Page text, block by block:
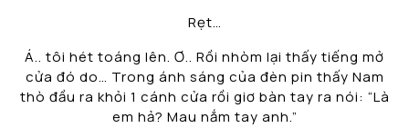
Rẹt…
Á.. tôi hét toáng lên. Ơ.. Rồi nhòm lại thấy tiếng mở
cửa đó do… Trong ánh sáng của đèn pin thấy Nam
thò đầu ra khỏi 1 cánh cửa rồi giơ bàn tay ra nói: “Là
em hả? Mau nắm tay anh.”